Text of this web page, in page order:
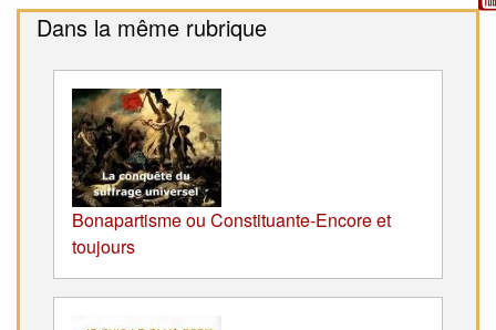
Dans la même rubrique
Bonapartisme ou Constituante-Encore et
toujours